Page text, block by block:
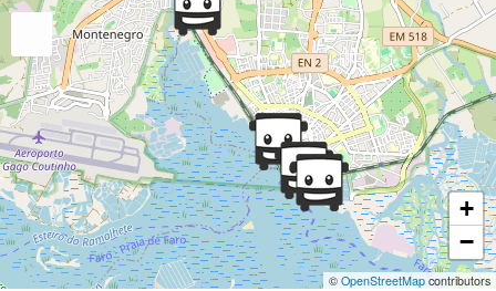
+
−
© OpenStreetMap contributors